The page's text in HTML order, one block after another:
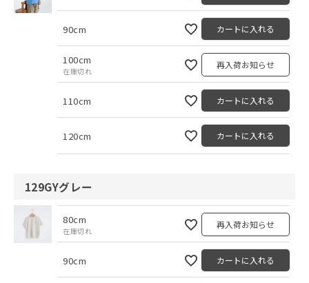
90cm カートに入れる
100cm
在庫切れ
再入荷お知らせ
110cm カートに入れる
120cm カートに入れる
129GYグレー
80cm
在庫切れ
再入荷お知らせ
90cm カートに入れる